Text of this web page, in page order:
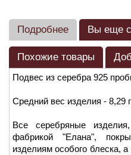
Подробнее Вы еще
Похожие товары
Подвес из серебра 925
Средний вес изделия - 8,29
Все серебряные
фабрикой "Елана",
изделиям особого блеска,